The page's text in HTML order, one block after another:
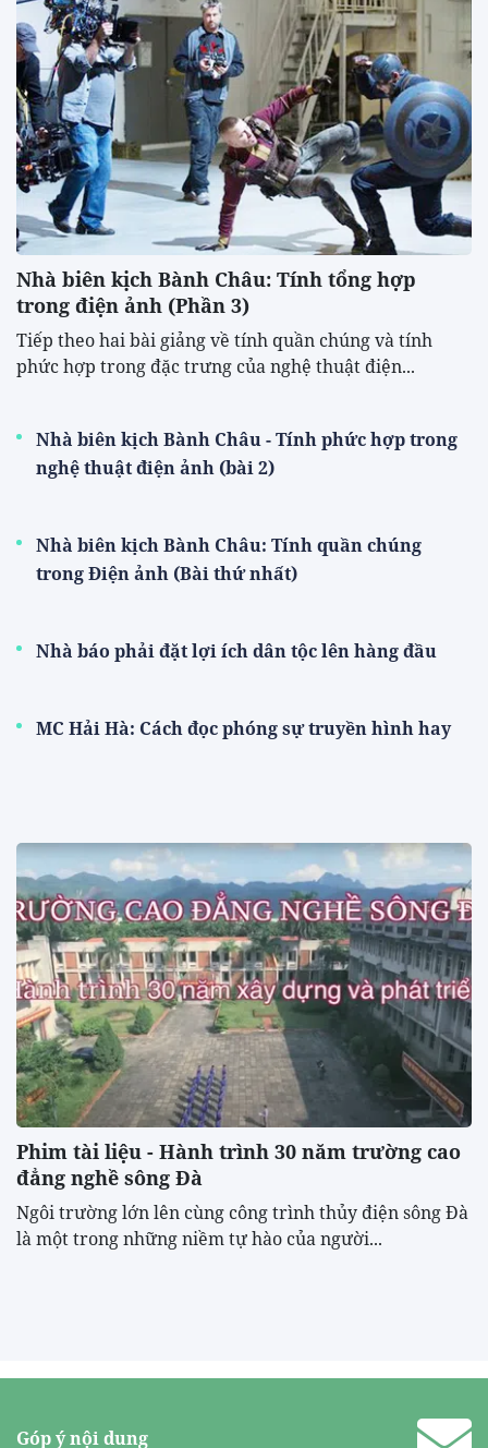
Nhà biên kịch Bành Châu: Tính tổng hợp
trong điện ảnh (Phần 3)
Tiếp theo hai bài giảng về tính quần chúng và tính
phức hợp trong đặc trưng của nghệ thuật điện...
Nhà biên kịch Bành Châu - Tính phức hợp trong
nghệ thuật điện ảnh (bài 2)
Nhà biên kịch Bành Châu: Tính quần chúng
trong Điện ảnh (Bài thứ nhất)
Nhà báo phải đặt lợi ích dân tộc lên hàng đầu
MC Hải Hà: Cách đọc phóng sự truyền hình hay
Phim tài liệu - Hành trình 30 năm trường cao
đẳng nghề sông Đà
Ngôi trường lớn lên cùng công trình thủy điện sông Đà
là một trong những niềm tự hào của người...
Góp ý nội dung